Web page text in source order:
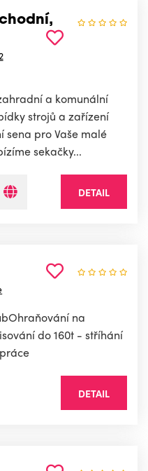
a komunální
strojů a zařízení
sena pro Vaše malé
sekačky...
DETAIL
na
do 160t - stříhání
DETAIL